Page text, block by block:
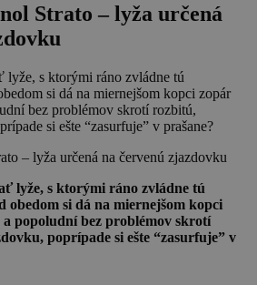
Strato – lyža určená
lyže, s ktorými ráno zvládne tú
si dá na miernejšom kopci zopár
bez problémov skrotí rozbitú,
si ešte “zasurfuje” v prašane?
lyže, s ktorými ráno zvládne tú
obedom si dá na miernejšom kopci
popoludní bez problémov skrotí
poprípade si ešte “zasurfuje” v